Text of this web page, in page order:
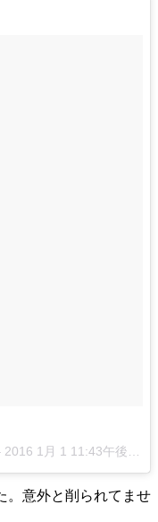
2016 1月 1 11:43午後 PST
。意外と削られてませ